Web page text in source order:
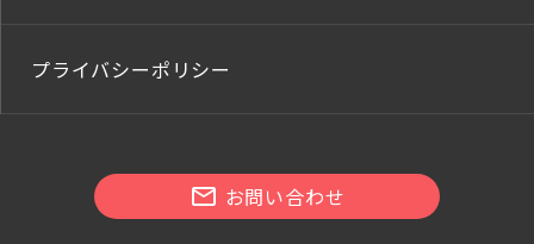
プライバシーポリシー
お問い合わせ